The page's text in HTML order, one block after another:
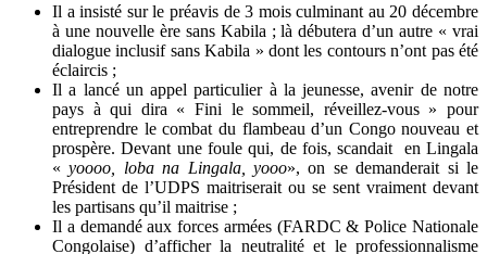
Il a insisté sur le préavis de 3 mois culminant au 20 décembre
à une nouvelle ère sans Kabila ; là débutera d’un autre « vrai
dialogue inclusif sans Kabila » dont les contours n’ont pas été
éclaircis ;
Il a lancé un appel particulier à la jeunesse, avenir de notre
pays à qui dira « Fini le sommeil, réveillez-vous » pour
entreprendre le combat du flambeau d’un Congo nouveau et
prospère. Devant une foule qui, de fois, scandait en Lingala
«yoooo, loba na Lingala, yooo», on se demanderait si le
Président de l’UDPS maitriserait ou se sent vraiment devant
les partisans qu’il maitrise ;
Il a demandé aux forces armées (FARDC & Police Nationale
Congolaise) d’afficher la neutralité et le professionnalisme